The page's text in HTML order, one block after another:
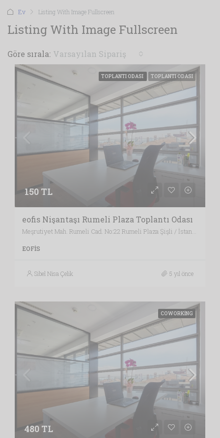
Ev Listing With Image Fullscreen
Listing With Image Fullscreen
Göre sırala: Varsayılan Sipariş
TOPLANTI ODASI TOPLANTI ODASI
150 TL
eofis Nişantaşı Rumeli Plaza Toplantı Odası
Meşrutiyet Mah. Rumeli Cad. No:22 Rumeli Plaza Şişli / İstanbul , Vergi Dairesi: MECİDİYEKÖY VERGİ DAİRESİ, İstanbul
EOFIS
Sibel Nisa Çelik 5 yıl önce
COWORKING
480 TL